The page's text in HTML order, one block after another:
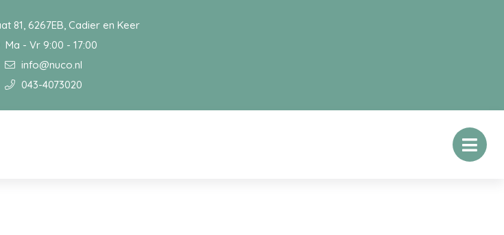
81, 6267EB, Cadier en Keer
Ma - Vr 9:00 - 17:00
info@nuco.nl
043-4073020